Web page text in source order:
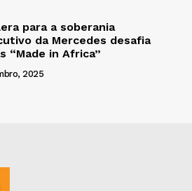
para a soberania
da Mercedes desafia
“Made in Africa”
2025